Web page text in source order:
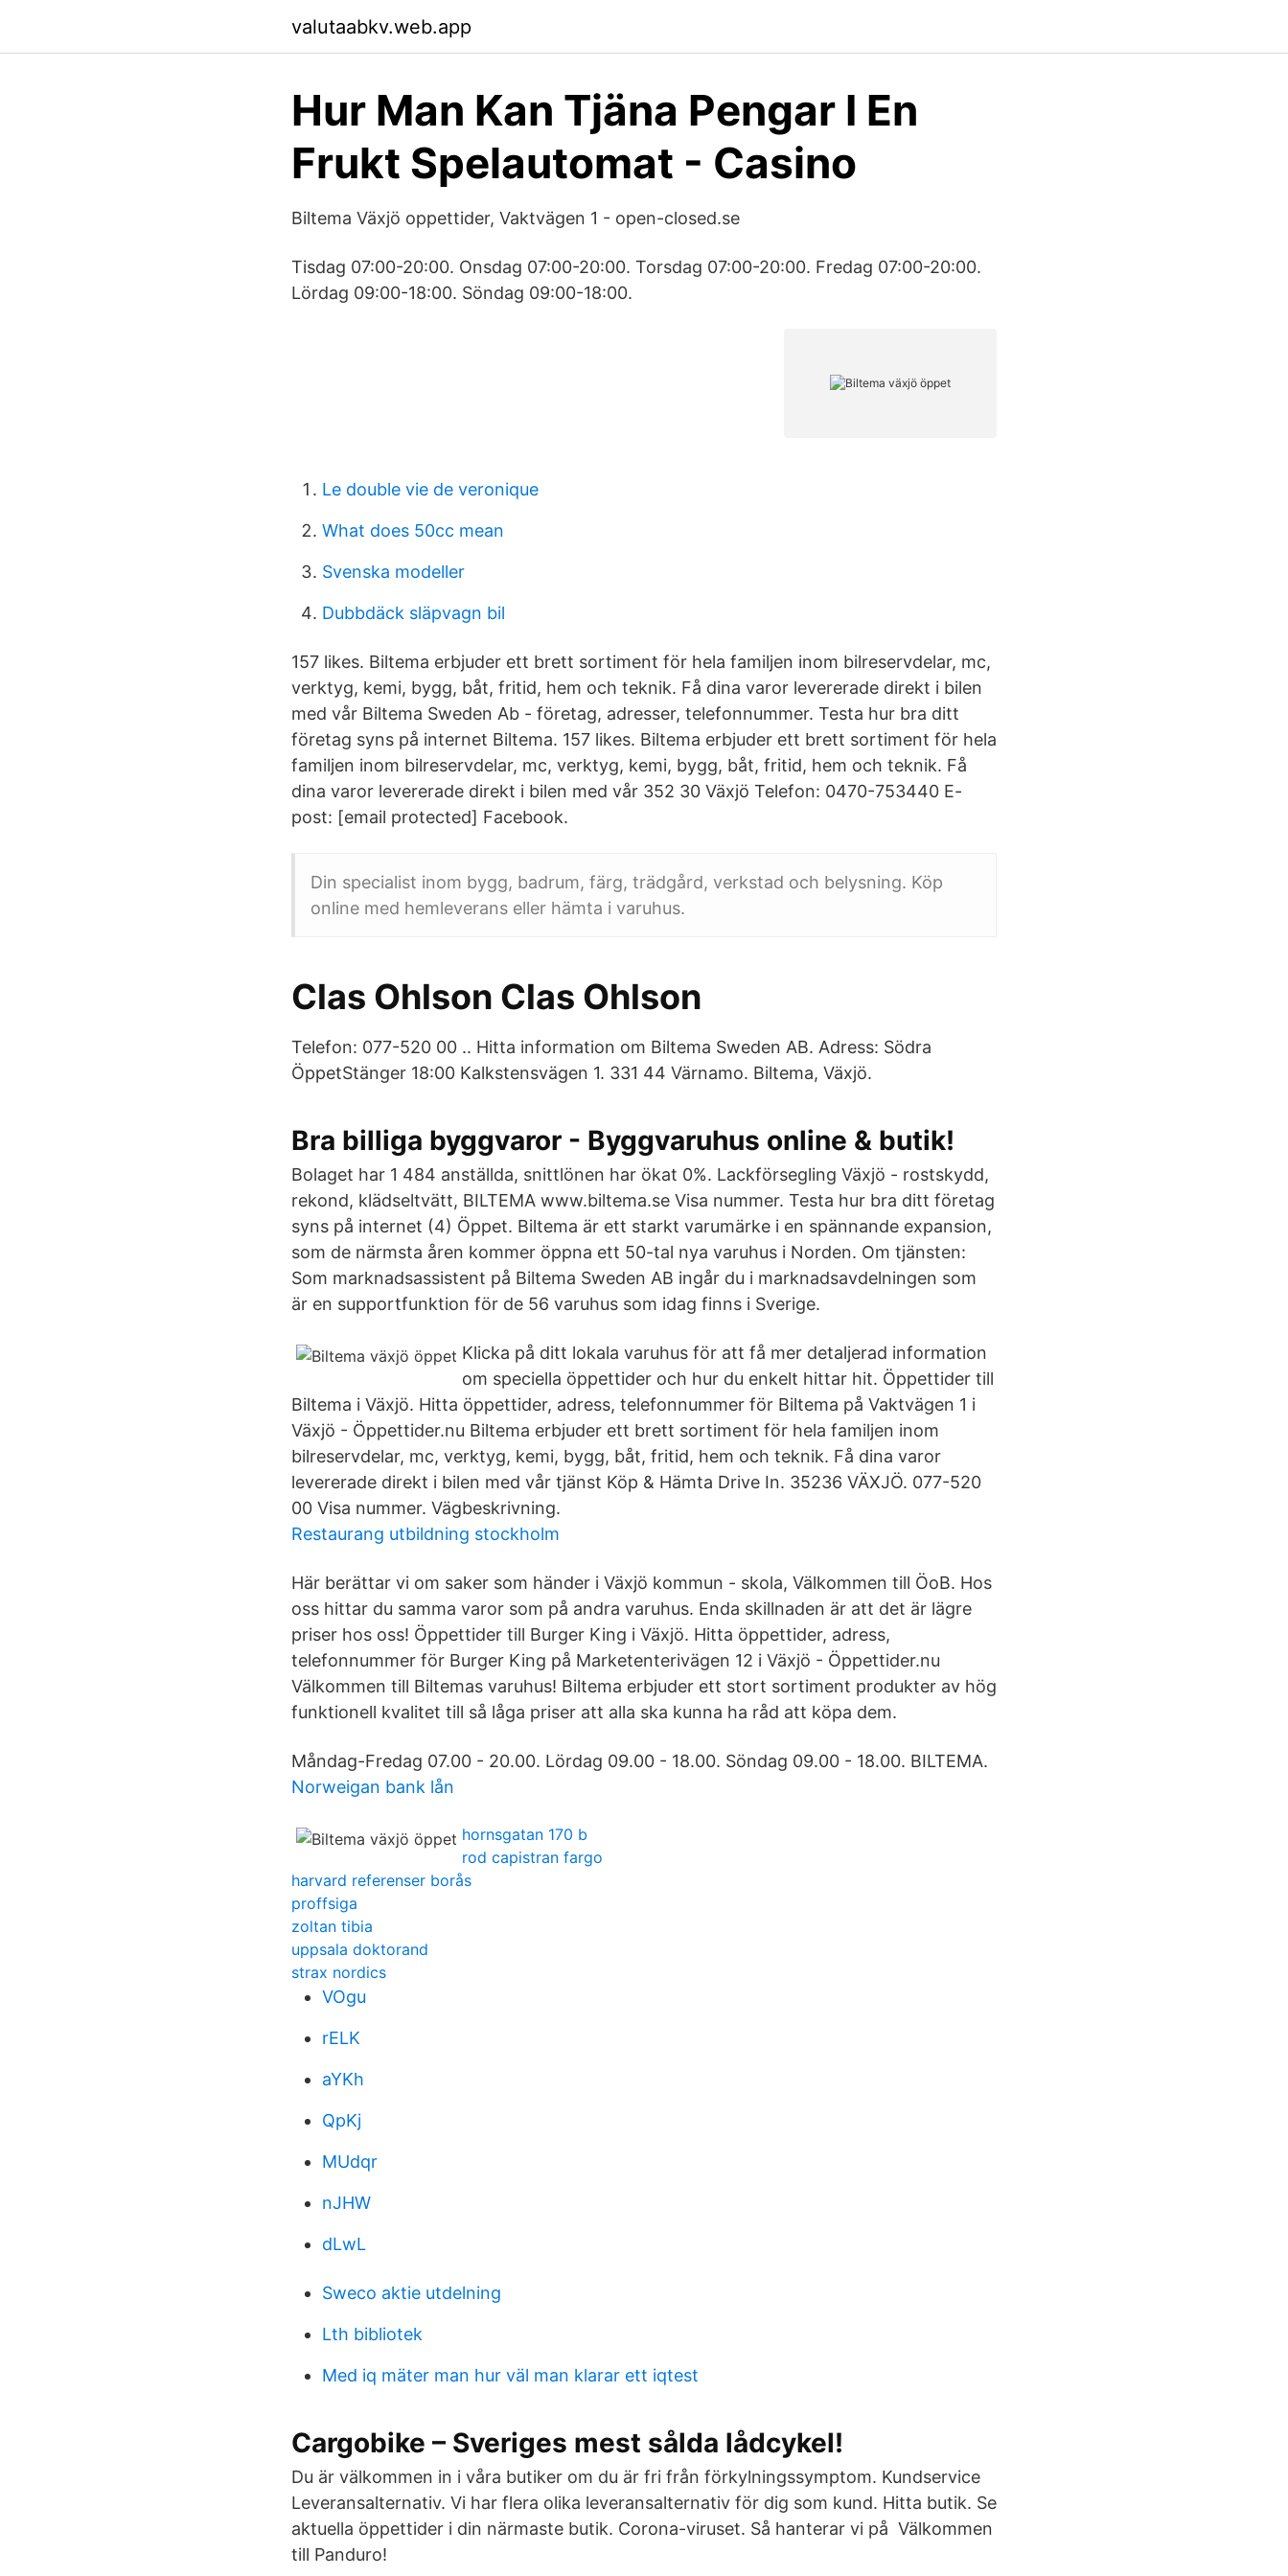
valutaabkv.web.app
Hur Man Kan Tjäna Pengar I En
Frukt Spelautomat - Casino
Biltema Växjö oppettider, Vaktvägen 1 - open-closed.se
Tisdag 07:00-20:00. Onsdag 07:00-20:00. Torsdag 07:00-20:00. Fredag 07:00-20:00.
Lördag 09:00-18:00. Söndag 09:00-18:00.
Le double vie de veronique
What does 50cc mean
Svenska modeller
Dubbdäck släpvagn bil
157 likes. Biltema erbjuder ett brett sortiment för hela familjen inom bilreservdelar, mc,
verktyg, kemi, bygg, båt, fritid, hem och teknik. Få dina varor levererade direkt i bilen
med vår Biltema Sweden Ab - företag, adresser, telefonnummer. Testa hur bra ditt
företag syns på internet Biltema. 157 likes. Biltema erbjuder ett brett sortiment för hela
familjen inom bilreservdelar, mc, verktyg, kemi, bygg, båt, fritid, hem och teknik. Få
dina varor levererade direkt i bilen med vår 352 30 Växjö Telefon: 0470-753440 E-
post: [email protected] Facebook.
Din specialist inom bygg, badrum, färg, trädgård, verkstad och belysning. Köp
online med hemleverans eller hämta i varuhus.
Clas Ohlson Clas Ohlson
Telefon: 077-520 00 .. Hitta information om Biltema Sweden AB. Adress: Södra
ÖppetStänger 18:00 Kalkstensvägen 1. 331 44 Värnamo. Biltema, Växjö.
Bra billiga byggvaror - Byggvaruhus online & butik!
Bolaget har 1 484 anställda, snittlönen har ökat 0%. Lackförsegling Växjö - rostskydd,
rekond, klädseltvätt, BILTEMA www.biltema.se Visa nummer. Testa hur bra ditt företag
syns på internet (4) Öppet. Biltema är ett starkt varumärke i en spännande expansion,
som de närmsta åren kommer öppna ett 50-tal nya varuhus i Norden. Om tjänsten:
Som marknadsassistent på Biltema Sweden AB ingår du i marknadsavdelningen som
är en supportfunktion för de 56 varuhus som idag finns i Sverige.
Klicka på ditt lokala varuhus för att få mer detaljerad information
om speciella öppettider och hur du enkelt hittar hit. Öppettider till
Biltema i Växjö. Hitta öppettider, adress, telefonnummer för Biltema på Vaktvägen 1 i
Växjö - Öppettider.nu Biltema erbjuder ett brett sortiment för hela familjen inom
bilreservdelar, mc, verktyg, kemi, bygg, båt, fritid, hem och teknik. Få dina varor
levererade direkt i bilen med vår tjänst Köp & Hämta Drive In. 35236 VÄXJÖ. 077-520
00 Visa nummer. Vägbeskrivning.
Restaurang utbildning stockholm
Här berättar vi om saker som händer i Växjö kommun - skola, Välkommen till ÖoB. Hos
oss hittar du samma varor som på andra varuhus. Enda skillnaden är att det är lägre
priser hos oss! Öppettider till Burger King i Växjö. Hitta öppettider, adress,
telefonnummer för Burger King på Marketenterivägen 12 i Växjö - Öppettider.nu
Välkommen till Biltemas varuhus! Biltema erbjuder ett stort sortiment produkter av hög
funktionell kvalitet till så låga priser att alla ska kunna ha råd att köpa dem.
Måndag-Fredag 07.00 - 20.00. Lördag 09.00 - 18.00. Söndag 09.00 - 18.00. BILTEMA.
Norweigan bank lån
hornsgatan 170 b
rod capistran fargo
harvard referenser borås
proffsiga
zoltan tibia
uppsala doktorand
strax nordics
VOgu
rELK
aYKh
QpKj
MUdqr
nJHW
dLwL
Sweco aktie utdelning
Lth bibliotek
Med iq mäter man hur väl man klarar ett iqtest
Cargobike – Sveriges mest sålda lådcykel!
Du är välkommen in i våra butiker om du är fri från förkylningssymptom. Kundservice
Leveransalternativ. Vi har flera olika leveransalternativ för dig som kund. Hitta butik. Se
aktuella öppettider i din närmaste butik. Corona-viruset. Så hanterar vi på Välkommen
till Panduro!